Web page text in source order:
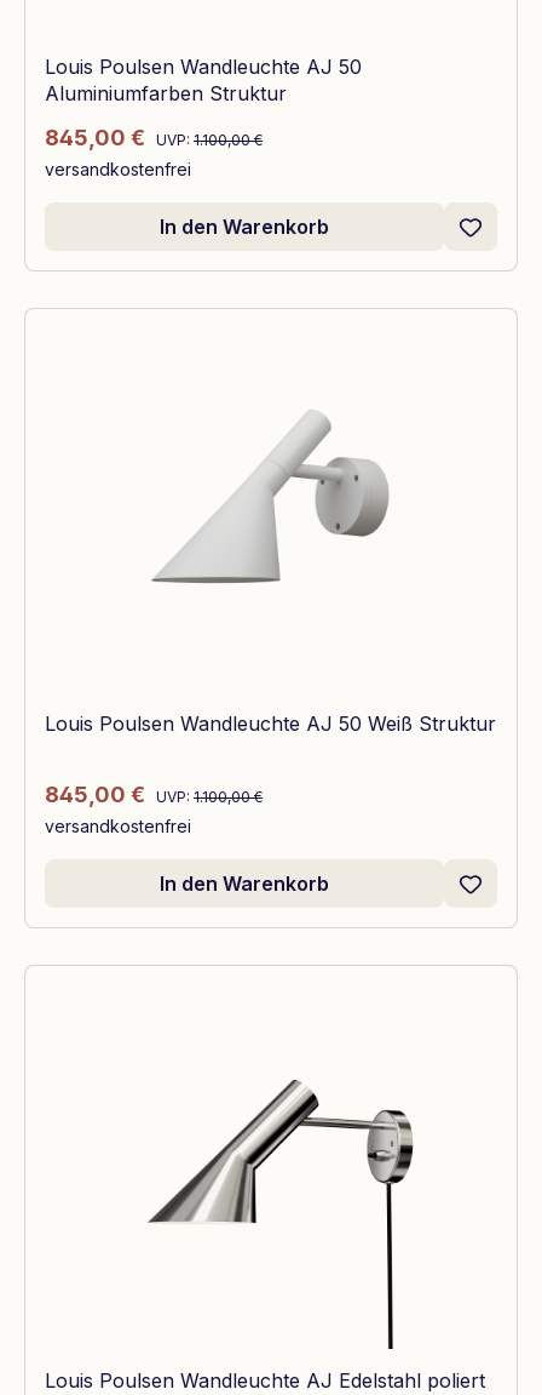
Louis Poulsen Wandleuchte AJ 50
Aluminiumfarben Struktur
Verkaufspreis:
845,00 € Regulärer Preis:
UVP: 1.100,00 €
versandkostenfrei
In den Warenkorb
Louis Poulsen Wandleuchte AJ 50 Weiß Struktur
Verkaufspreis:
845,00 € Regulärer Preis:
UVP: 1.100,00 €
versandkostenfrei
In den Warenkorb
Louis Poulsen Wandleuchte AJ Edelstahl poliert